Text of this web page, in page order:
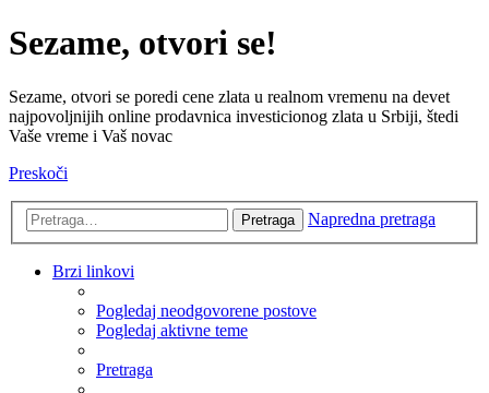
Sezame, otvori se!
Sezame, otvori se poredi cene zlata u realnom vremenu na devet
najpovoljnijih online prodavnica investicionog zlata u Srbiji, štedi
Vaše vreme i Vaš novac
Preskoči
Pretraga Napredna pretraga
Brzi linkovi
Pogledaj neodgovorene postove
Pogledaj aktivne teme
Pretraga